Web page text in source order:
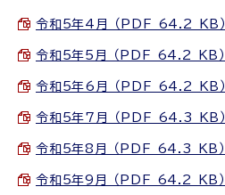
令和5年4月 （PDF 64.2 KB）
令和5年5月 （PDF 64.2 KB）
令和5年6月 （PDF 64.2 KB）
令和5年7月 （PDF 64.3 KB）
令和5年8月 （PDF 64.3 KB）
令和5年9月 （PDF 64.2 KB）